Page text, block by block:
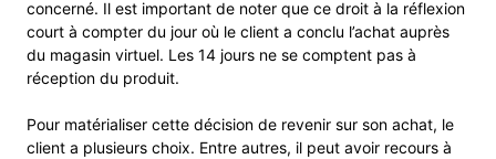
concerné. Il est important de noter que ce droit à la réflexion
court à compter du jour où le client a conclu l’achat auprès
du magasin virtuel. Les 14 jours ne se comptent pas à
réception du produit.
Pour matérialiser cette décision de revenir sur son achat, le
client a plusieurs choix. Entre autres, il peut avoir recours à